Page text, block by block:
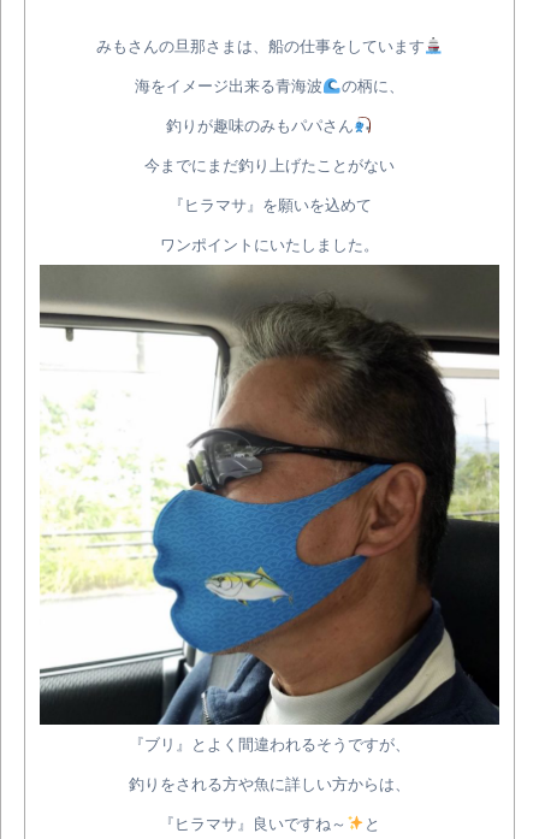
みもさんの旦那さまは、船の仕事をしています
海をイメージ出来る青海波 の柄に、
釣りが趣味のみもパパさん
今までにまだ釣り上げたことがない
『ヒラマサ』を願いを込めて
ワンポイントにいたしました。
『ブリ』とよく間違われるそうですが、
釣りをされる方や魚に詳しい方からは、
『ヒラマサ』良いですね～ と